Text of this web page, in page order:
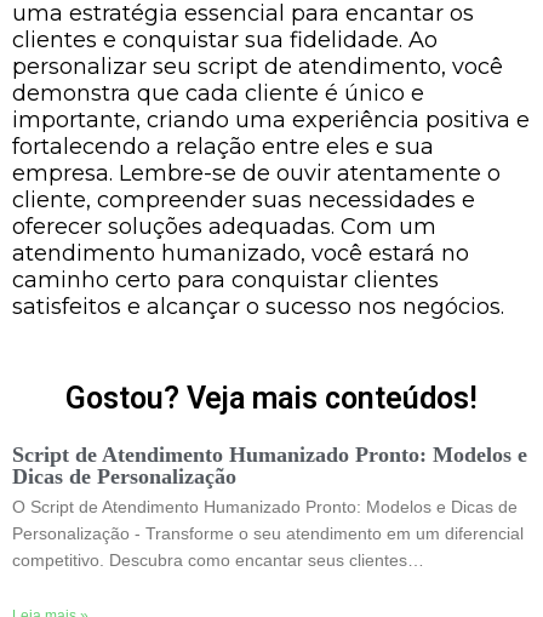
uma estratégia essencial para encantar os
clientes e conquistar sua fidelidade. Ao
personalizar seu script de atendimento, você
demonstra que cada cliente é único e
importante, criando uma experiência positiva e
fortalecendo a relação entre eles e sua
empresa. Lembre-se de ouvir atentamente o
cliente, compreender suas necessidades e
oferecer soluções adequadas. Com um
atendimento humanizado, você estará no
caminho certo para conquistar clientes
satisfeitos e alcançar o sucesso nos negócios.
Gostou? Veja mais conteúdos!
Script de Atendimento Humanizado Pronto: Modelos e
Dicas de Personalização
O Script de Atendimento Humanizado Pronto: Modelos e Dicas de
Personalização - Transforme o seu atendimento em um diferencial
competitivo. Descubra como encantar seus clientes…